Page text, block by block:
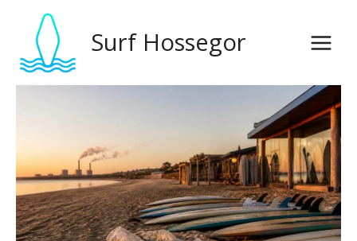
content
Surf Hossegor